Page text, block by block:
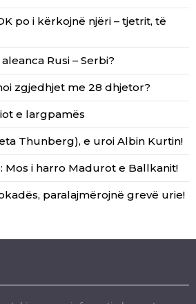
po i kërkojnë njëri – tjetrit, të
Rusi – Serbi?
zgjedhjet me 28 dhjetor?
e largpamës
Thunberg), e uroi Albin Kurtin!
i harro Madurot e Ballkanit!
paralajmërojnë grevë urie!